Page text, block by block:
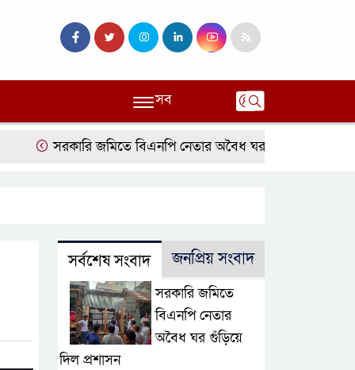
সব
সরকারি জমিতে বিএনপি নেতার অবৈধ ঘর গুঁড়িয়ে দিল প্রশাসন
সর্বশেষ সংবাদ জনপ্রিয় সংবাদ
সরকারি জমিতে
বিএনপি নেতার
অবৈধ ঘর গুঁড়িয়ে
দিল প্রশাসন